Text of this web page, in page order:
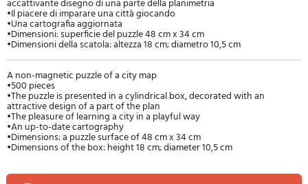
accattivante disegno di una parte della planimetria
•Il piacere di imparare una città giocando
•Una cartografia aggiornata
•Dimensioni: superficie del puzzle 48 cm x 34 cm
•Dimensioni della scatola: altezza 18 cm; diametro 10,5 cm
A non-magnetic puzzle of a city map
•500 pieces
•The puzzle is presented in a cylindrical box, decorated with an
attractive design of a part of the plan
•The pleasure of learning a city in a playful way
•An up-to-date cartography
•Dimensions: a puzzle surface of 48 cm x 34 cm
•Dimensions of the box: height 18 cm; diameter 10,5 cm